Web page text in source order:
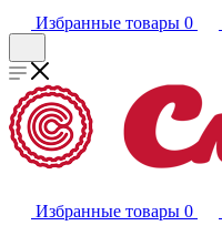
Избранные товары 0
Избранные товары 0